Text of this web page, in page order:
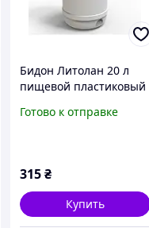
Бидон Литолан 20 л
пищевой пластиковый
прокладки под
Готово к отправке
315 ₴
Купить